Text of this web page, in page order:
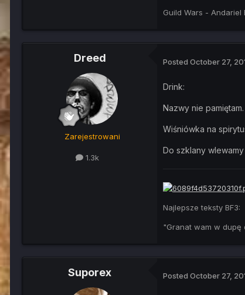
Guild Wars - Andariel
Dreed
Zarejestrowani
1.3k
Posted October 27,
Drink:
Nazwy nie pamiętam.
Wiśniówka na
Do szklany
Najlepsze teksty BF3:
"Granat wam w dupę
Suporex Posted October 27,